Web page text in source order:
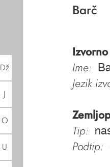
Dž
J
O
U
Barč
Ime:
Jezik
Tip:
Podtip: